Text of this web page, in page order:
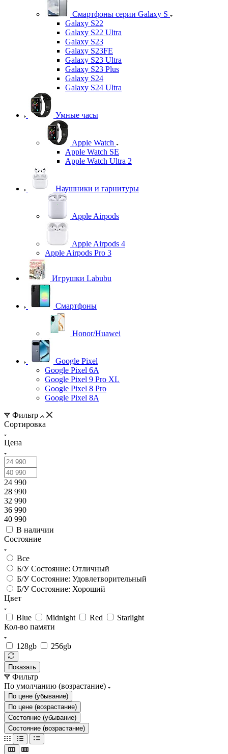
Смартфоны серии Galaxy S
Galaxy S22
Galaxy S22 Ultra
Galaxy S23
Galaxy S23FE
Galaxy S23 Ultra
Galaxy S23 Plus
Galaxy S24
Galaxy S24 Ultra
Умные часы
Apple Watch
Apple Watch SE
Apple Watch Ultra 2
Наушники и гарнитуры
Apple Airpods
Apple Airpods 4
Apple Airpods Pro 3
Игрушки Labubu
Смартфоны
Honor/Huawei
Google Pixel
Google Pixel 6A
Google Pixel 9 Pro XL
Google Pixel 8 Pro
Google Pixel 8A
Фильтр
Сортировка
Цена
24 990
28 990
32 990
36 990
40 990
В наличии
Состояние
Все
Б/У Состояние: Отличный
Б/У Состояние: Удовлетворительный
Б/У Состояние: Хороший
Цвет
Blue Midnight Red
Starlight
Кол-во памяти
128gb 256gb
Показать
Фильтр
По умолчанию (возрастание)
По цене (убывание)
По цене (возрастание)
Состояние (убывание)
Состояние (возрастание)